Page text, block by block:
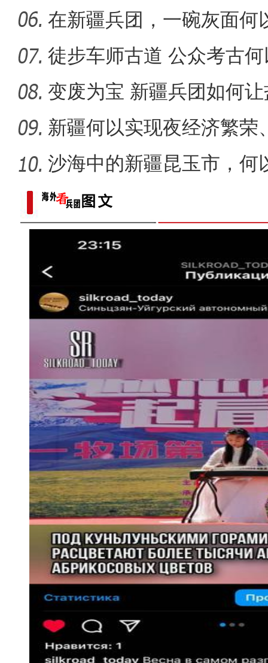
新疆兵团昆玉市 沙海中
脚
在新疆兵团，一碗灰面何
徒步车师古道 公众考古何
化遗
变废为宝 新疆兵团如何让
新疆何以实现夜经济繁荣
现场推
沙海中的新疆昆玉市，何